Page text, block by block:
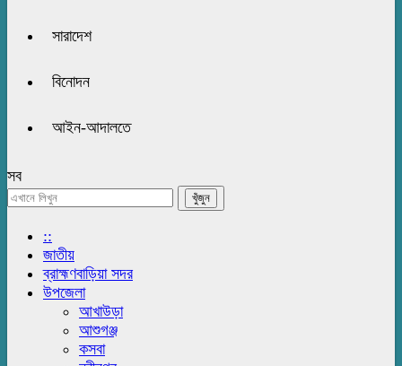
সারাদেশ
বিনোদন
আইন-আদালতে
সব
::
জাতীয়
ব্রাহ্মণবাড়িয়া সদর
উপজেলা
আখাউড়া
আশুগঞ্জ
কসবা